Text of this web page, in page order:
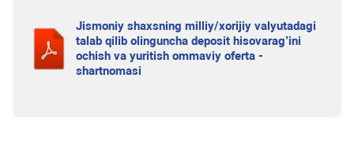
Jismoniy shaxsning milliy/xorijiy valyutadagi
talab qilib olinguncha deposit hisovarag’ini
ochish va yuritish ommaviy oferta -
shartnomasi